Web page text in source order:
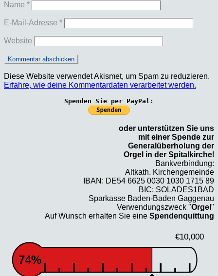
Name *
E-Mail-Adresse *
Website
Diese Website verwendet Akismet, um Spam zu reduzieren.
Erfahre, wie deine Kommentardaten verarbeitet werden.
Spenden Sie per PayPal:
oder unterstützen Sie uns
mit einer Spende zur
Generalüberholung der
Orgel in der Spitalkirche!
Bankverbindung:
Altkath. Kirchengemeinde
IBAN: DE54 6625 0030 1030 1715 89
BIC: SOLADES1BAD
Sparkasse Baden-Baden Gaggenau
Verwendungszweck "Orgel "
Auf Wunsch erhalten Sie eine Spendenquittung
€10,000
74%